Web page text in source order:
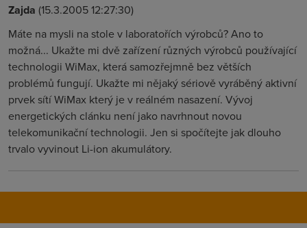
Zajda (15.3.2005 12:27:30)
Máte na mysli na stole v laboratořích výrobců? Ano to
možná... Ukažte mi dvě zařízení různých výrobců používající
technologii WiMax, která samozřejmně bez větších
problémů fungují. Ukažte mi nějaký sériově vyráběný aktivní
prvek sítí WiMax který je v reálném nasazení. Vývoj
energetických clánku není jako navrhnout novou
telekomunikační technologii. Jen si spočítejte jak dlouho
trvalo vyvinout Li-ion akumulátory.